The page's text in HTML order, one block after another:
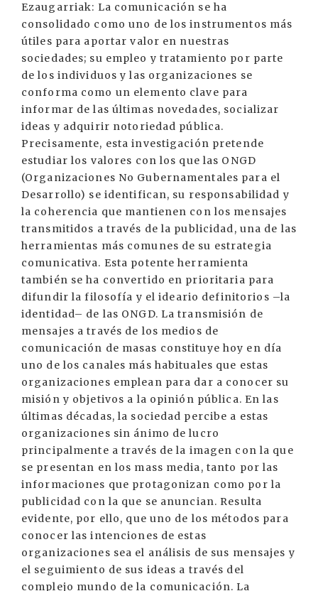
Ezaugarriak: La comunicación se ha
consolidado como uno de los instrumentos más
útiles para aportar valor en nuestras
sociedades; su empleo y tratamiento por parte
de los individuos y las organizaciones se
conforma como un elemento clave para
informar de las últimas novedades, socializar
ideas y adquirir notoriedad pública.
Precisamente, esta investigación pretende
estudiar los valores con los que las ONGD
(Organizaciones No Gubernamentales para el
Desarrollo) se identifican, su responsabilidad y
la coherencia que mantienen con los mensajes
transmitidos a través de la publicidad, una de las
herramientas más comunes de su estrategia
comunicativa. Esta potente herramienta
también se ha convertido en prioritaria para
difundir la filosofía y el ideario definitorios –la
identidad– de las ONGD. La transmisión de
mensajes a través de los medios de
comunicación de masas constituye hoy en día
uno de los canales más habituales que estas
organizaciones emplean para dar a conocer su
misión y objetivos a la opinión pública. En las
últimas décadas, la sociedad percibe a estas
organizaciones sin ánimo de lucro
principalmente a través de la imagen con la que
se presentan en los mass media, tanto por las
informaciones que protagonizan como por la
publicidad con la que se anuncian. Resulta
evidente, por ello, que uno de los métodos para
conocer las intenciones de estas
organizaciones sea el análisis de sus mensajes y
el seguimiento de sus ideas a través del
complejo mundo de la comunicación. La